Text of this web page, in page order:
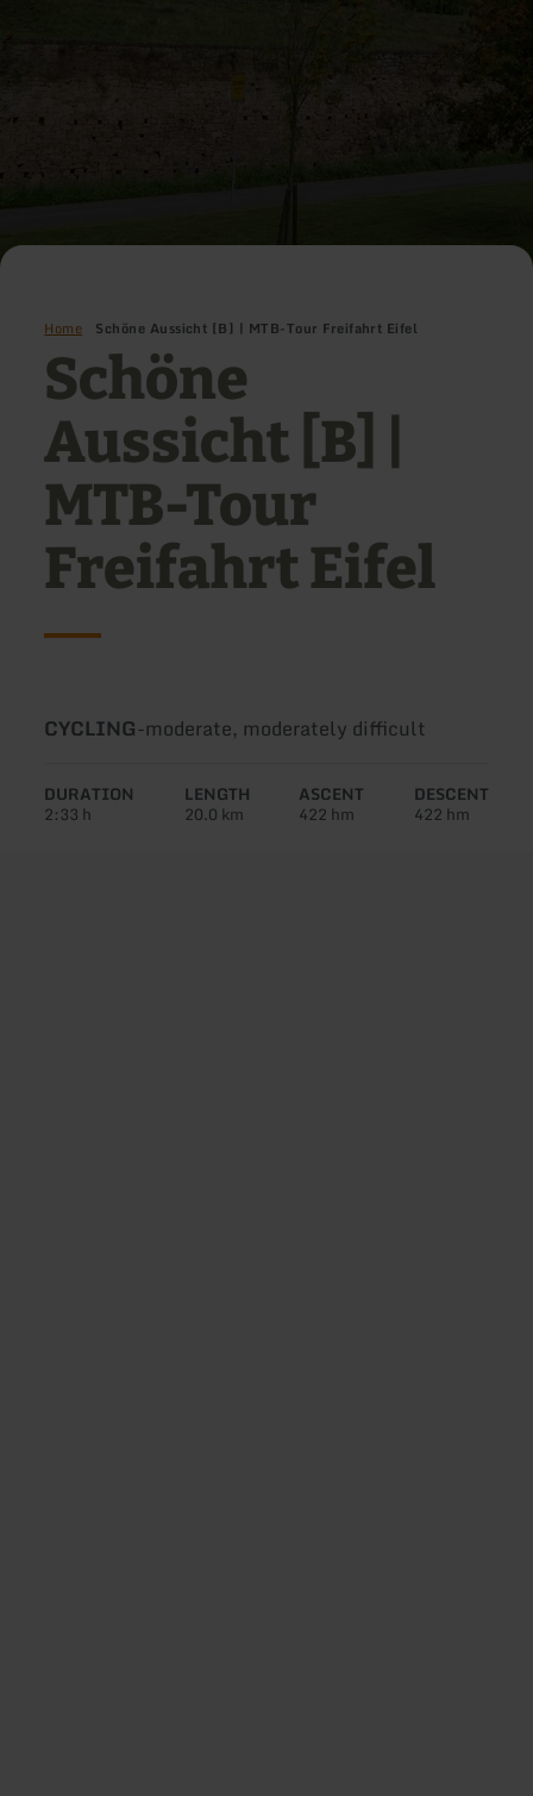
Home Schöne Aussicht [B] | MTB-Tour Freifahrt Eifel
Schöne
Aussicht [B] |
MTB-Tour
Freifahrt Eifel
Type
tour:
CYCLING-Difficulty:
moderate, moderately difficult
DURATION
2:33 h
LENGTH
20.0 km
ASCENT
422 hm
DESCENT
422 hm